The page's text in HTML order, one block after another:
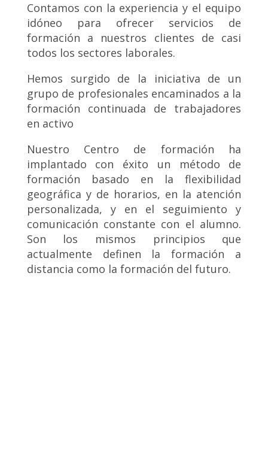
Contamos con la experiencia y el equipo
idóneo para ofrecer servicios de
formación a nuestros clientes de casi
todos los sectores laborales.
Hemos surgido de la iniciativa de un
grupo de profesionales encaminados a la
formación continuada de trabajadores
en activo
Nuestro Centro de formación ha
implantado con éxito un método de
formación basado en la flexibilidad
geográfica y de horarios, en la atención
personalizada, y en el seguimiento y
comunicación constante con el alumno.
Son los mismos principios que
actualmente definen la formación a
distancia como la formación del futuro.